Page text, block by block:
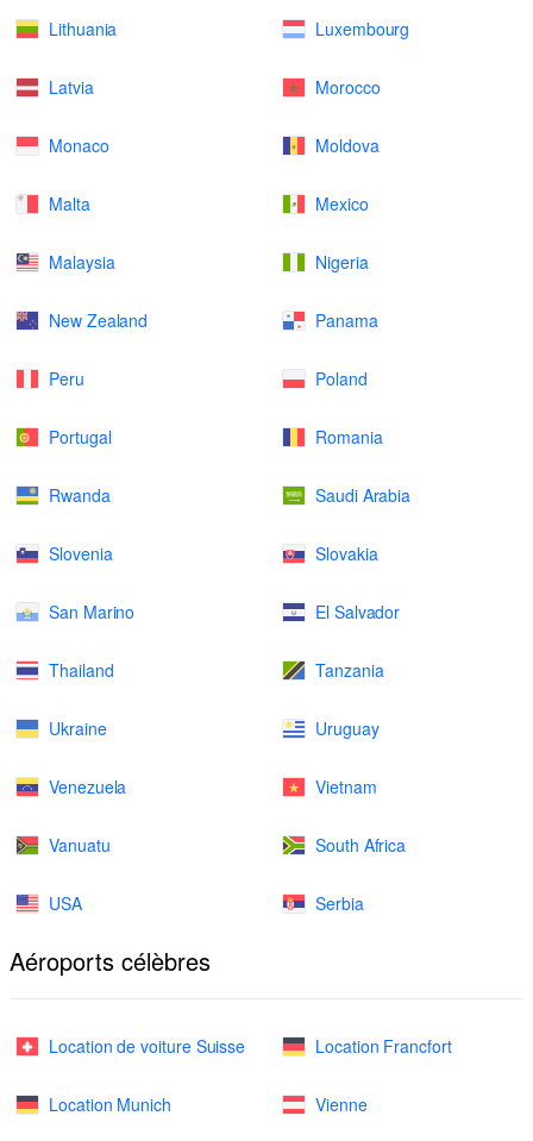
Lithuania Luxembourg
Latvia Morocco
Monaco Moldova
Malta Mexico
Malaysia Nigeria
New Zealand Panama
Peru Poland
Portugal Romania
Rwanda Saudi Arabia
Slovenia Slovakia
San Marino El Salvador
Thailand Tanzania
Ukraine Uruguay
Venezuela Vietnam
Vanuatu South Africa
USA Serbia
Aéroports célèbres
Location de voiture Suisse Location Francfort
Location Munich Vienne